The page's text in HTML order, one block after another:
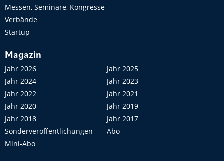
Messen, Seminare, Kongresse
Verbände
Startup
Magazin
Jahr 2026
Jahr 2025
Jahr 2024
Jahr 2023
Jahr 2022
Jahr 2021
Jahr 2020
Jahr 2019
Jahr 2018
Jahr 2017
Sonderveröffentlichungen
Abo
Mini-Abo